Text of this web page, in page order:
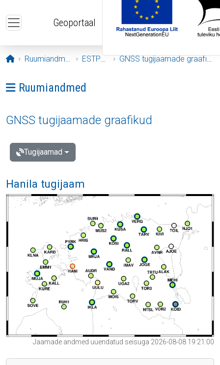
Geoportaal
Avaleht
Ruumiandmed ESTPOS GNSS tugijaamade graafikud
Ava menüü: Ruumiandmed
Ruumiandmed
GNSS tugijaamade graafikud
Tugijaamad
Hanila tugijaam
Jaamade andmed uuendatud seisuga 2026-08-08 19:21:00